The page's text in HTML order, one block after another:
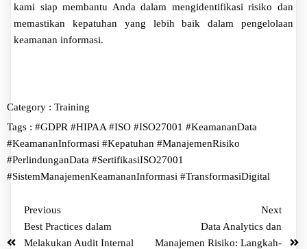
kami siap membantu Anda dalam mengidentifikasi risiko dan
memastikan kepatuhan yang lebih baik dalam pengelolaan
keamanan informasi.
Category : Training
Tags : #GDPR #HIPAA #ISO #ISO27001 #KeamananData
#KeamananInformasi #Kepatuhan #ManajemenRisiko
#PerlindunganData #SertifikasiISO27001
#SistemManajemenKeamananInformasi #TransformasiDigital
Previous
Best Practices dalam
Melakukan Audit Internal
Next
Data Analytics dan
Manajemen Risiko: Langkah-